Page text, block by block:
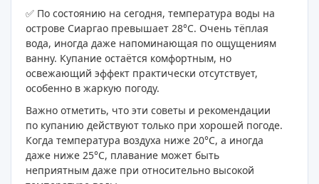
✅ По состоянию на сегодня, температура воды на
острове Сиаргао превышает 28°C. Очень тёплая
вода, иногда даже напоминающая по ощущениям
ванну. Купание остаётся комфортным, но
освежающий эффект практически отсутствует,
особенно в жаркую погоду.
Важно отметить, что эти советы и рекомендации
по купанию действуют только при хорошей погоде.
Когда температура воздуха ниже 20°C, а иногда
даже ниже 25°C, плавание может быть
неприятным даже при относительно высокой